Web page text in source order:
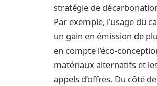
stratégie de
Par exemple, l’usage du
un gain en émission de
en compte l’éco-
matériaux alternatifs et
appels d’offres. Du côté